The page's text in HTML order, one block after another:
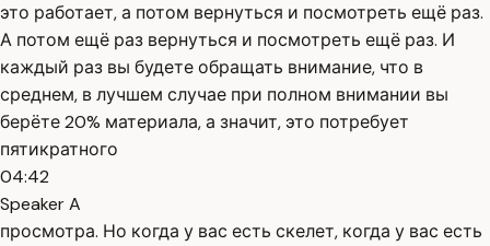
это работает, а потом вернуться и посмотреть ещё раз.
А потом ещё раз вернуться и посмотреть ещё раз. И
каждый раз вы будете обращать внимание, что в
среднем, в лучшем случае при полном внимании вы
берёте 20% материала, а значит, это потребует
пятикратного
04:42
Speaker A
просмотра. Но когда у вас есть скелет, когда у вас есть